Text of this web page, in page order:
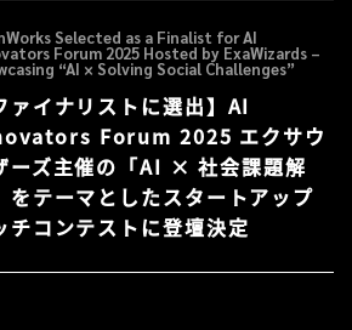
Selected as a Finalist for AI
Forum 2025 Hosted by ExaWizards –
“AI × Solving Social Challenges”
ァイナリストに選出】AI
Forum 2025 エクサウ
ーズ主催の「AI × 社会課題解
をテーマとしたスタートアップ
チコンテストに登壇決定